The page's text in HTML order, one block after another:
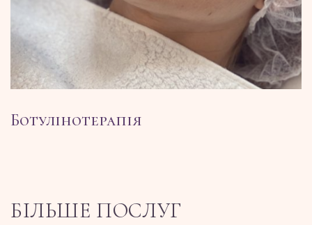
Ботулінотерапія
БІЛЬШЕ ПОСЛУГ